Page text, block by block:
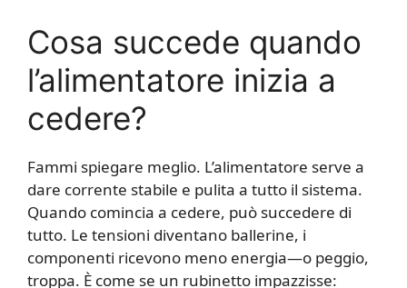
Cosa succede quando
l’alimentatore inizia a
cedere?
Fammi spiegare meglio. L’alimentatore serve a
dare corrente stabile e pulita a tutto il sistema.
Quando comincia a cedere, può succedere di
tutto. Le tensioni diventano ballerine, i
componenti ricevono meno energia—o peggio,
troppa. È come se un rubinetto impazzisse: